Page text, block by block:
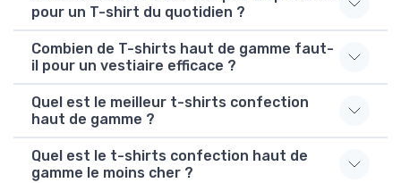
pour un T-shirt du quotidien ?
Combien de T-shirts haut de gamme faut-
il pour un vestiaire efficace ?
Quel est le meilleur t-shirts confection
haut de gamme ?
Quel est le t-shirts confection haut de
gamme le moins cher ?